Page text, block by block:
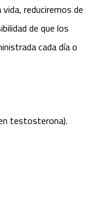
reduciremos de
de que los
cada día o
testosterona).